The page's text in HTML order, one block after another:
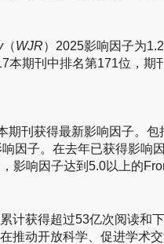
（WJR）2025影响因子为
本期刊中排名第171位，期
期刊获得最新影响因子。
因子。在去年已获得影响
影响因子达到5.0以上的
计获得超过53亿次阅读和
推动开放科学、促进学术